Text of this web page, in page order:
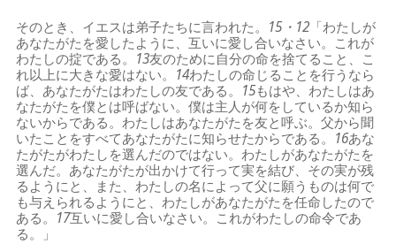
そのとき、イエスは弟子たちに言われた。 15・12 「わたしが
あなたがたを愛したように、互いに愛し合いなさい。これが
わたしの掟である。 13友のために自分の命を捨てること、こ
れ以上に大きな愛はない。 14わたしの命じることを行うなら
ば、あなたがたはわたしの友である。 15もはや、わたしはあ
なたがたを僕とは呼ばない。僕は主人が何をしているか知ら
ないからである。わたしはあなたがたを友と呼ぶ。父から聞
いたことをすべてあなたがたに知らせたからである。 16あな
たがたがわたしを選んだのではない。わたしがあなたがたを
選んだ。あなたがたが出かけて行って実を結び、その実が残
るようにと、また、わたしの名によって父に願うものは何で
も与えられるようにと、わたしがあなたがたを任命したので
ある。 17互いに愛し合いなさい。これがわたしの命令であ
る。」